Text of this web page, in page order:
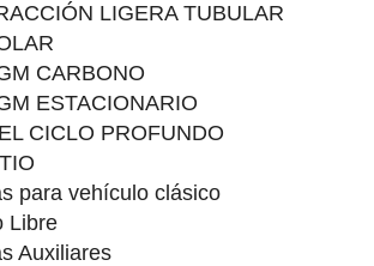
LIGERA TUBULAR
CARBONO
ESTACIONARIO
CICLO PROFUNDO
para vehículo clásico
Libre
Auxiliares